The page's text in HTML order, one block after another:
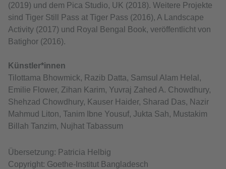
(2019) und dem Pica Studio, UK (2018). Weitere Projekte
sind Tiger Still Pass at Tiger Pass (2016), A Landscape
Activity (2017) und Royal Bengal Book, veröffentlicht von
Batighor (2016).
Künstler*innen
Tilottama Bhowmick, Razib Datta, Samsul Alam Helal,
Emilie Flower, Zihan Karim, Yuvraj Zahed A. Chowdhury,
Shehzad Chowdhury, Kauser Haider, Sharad Das, Nazir
Mahmud Liton, Tanim Ibne Yousuf, Jukta Sah, Mustakim
Billah Tanzim, Nujhat Tabassum
Übersetzung: Patricia Helbig
Copyright: Goethe-Institut Bangladesch